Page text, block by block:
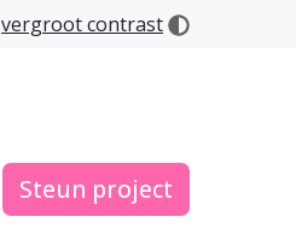
vergroot contrast
Steun project